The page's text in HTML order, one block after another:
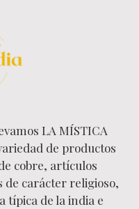
LA MÍSTICA
de productos
cobre, artículos
de carácter religioso,
típica de la india e